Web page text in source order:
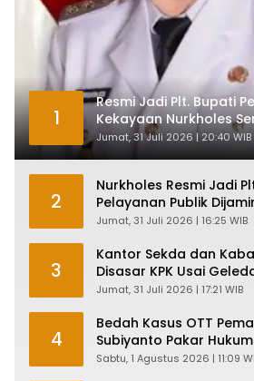
1
Resmi Jadi Plt. Bupati
Kekayaan Nurkholes
Jumat, 31 Juli 2026 | 20:40 WIB
2
Nurkholes Resmi Jadi
Pelayanan Publik
Jumat, 31 Juli 2026 | 16:25 WIB
3
Kantor Sekda dan
Disasar KPK Usai
Pemalang
Jumat, 31 Juli 2026 | 17:21 WIB
4
Bedah Kasus OTT
Subiyanto Pakar
Penyertaan KPK
Sabtu, 1 Agustus 2026 | 11:09